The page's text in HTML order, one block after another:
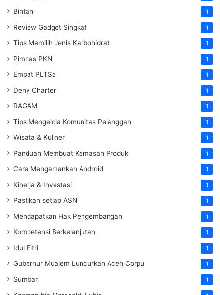
Bintan 1
Review Gadget Singkat 1
Tips Memilih Jenis Karbohidrat 1
Pimnas PKN 1
Empat PLTSa 1
Deny Charter 1
RAGAM 1
Tips Mengelola Komunitas Pelanggan 1
Wisata & Kuliner 1
Panduan Membuat Kemasan Produk 1
Cara Mengamankan Android 1
Kinerja & Investasi 1
Pastikan setiap ASN 1
Mendapatkan Hak Pengembangan 1
Kompetensi Berkelanjutan 1
Idul Fitri 1
Gubernur Mualem Luncurkan Aceh Corpu 1
Sumbar 1